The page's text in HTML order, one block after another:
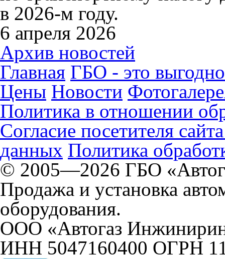
в 2026-м году.
6 апреля 2026
Архив новостей
Главная ГБО - это
Цены Новости
Политика в отношении
Согласие посетителя
данных Политика
© 2005—2026 ГБО
Продажа и установка
оборудования.
ООО «Автогаз
ИНН 5047160400 ОГРН